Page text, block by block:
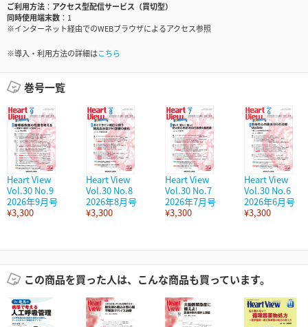
ご利用方法
アクセス型配信サービス（買切型）
同時使用端末数
1
※インターネット経由でのWEBブラウザによるアクセス参照
※導入・利用方法の詳細はこちら
巻号一覧
Heart View
Vol.30 No.9
2026年9月号
¥3,300
Heart View
Vol.30 No.8
2026年8月号
¥3,300
Heart View
Vol.30 No.7
2026年7月号
¥3,300
Heart View
Vol.30 No.6
2026年6月号
¥3,300
この商品を買った人は、こんな商品も買っています。